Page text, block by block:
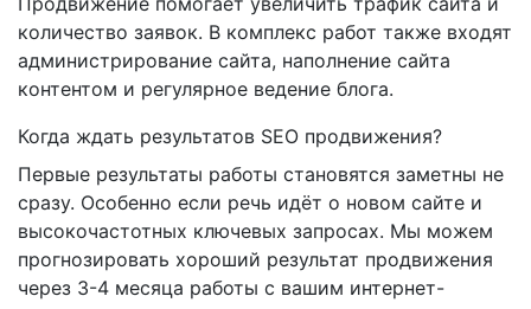
количество заявок. В комплекс работ также входят
администрирование сайта, наполнение сайта
контентом и регулярное ведение блога.
Когда ждать результатов SEO продвижения?
Первые результаты работы становятся заметны не
сразу. Особенно если речь идёт о новом сайте и
высокочастотных ключевых запросах. Мы можем
прогнозировать хороший результат продвижения
через 3-4 месяца работы с вашим интернет-